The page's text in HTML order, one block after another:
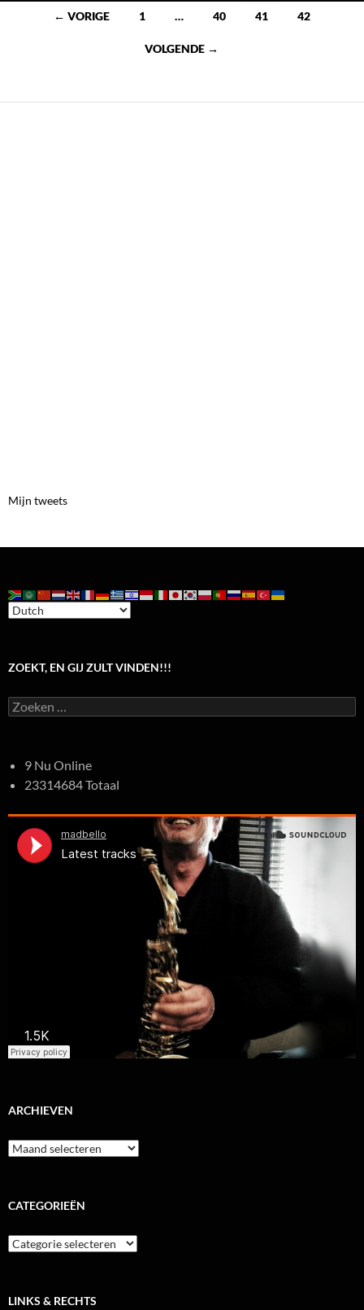
Berichten
← VORIGE 1 … 40 41 42
VOLGENDE →
Mijn tweets
ZOEKT, EN GIJ ZULT VINDEN!!!
Zoeken
naar:
9 Nu Online
23314684 Totaal
ARCHIEVEN
Archieven
CATEGORIEËN
Categorieën
LINKS & RECHTS